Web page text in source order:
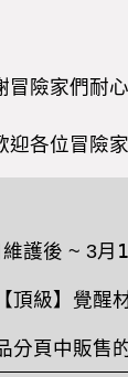
險家們耐心
各位冒險
維護後 ~ 3月
頂級】覺醒
分頁中販售